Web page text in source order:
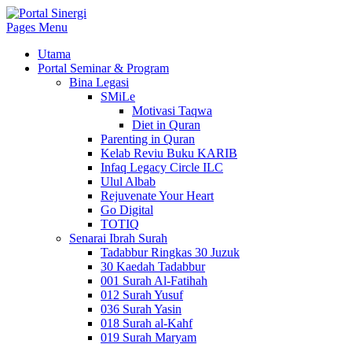
Pages Menu
Utama
Portal Seminar & Program
Bina Legasi
SMiLe
Motivasi Taqwa
Diet in Quran
Parenting in Quran
Kelab Reviu Buku KARIB
Infaq Legacy Circle ILC
Ulul Albab
Rejuvenate Your Heart
Go Digital
TOTIQ
Senarai Ibrah Surah
Tadabbur Ringkas 30 Juzuk
30 Kaedah Tadabbur
001 Surah Al-Fatihah
012 Surah Yusuf
036 Surah Yasin
018 Surah al-Kahf
019 Surah Maryam